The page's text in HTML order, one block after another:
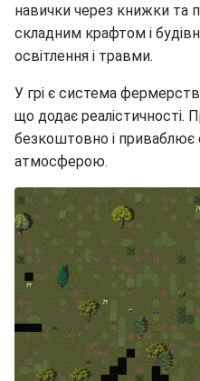
навички через книжки та
складним крафтом і
освітлення і травми.
У грі є система
що додає реалістичності.
безкоштовно і приваблює
атмосферою.